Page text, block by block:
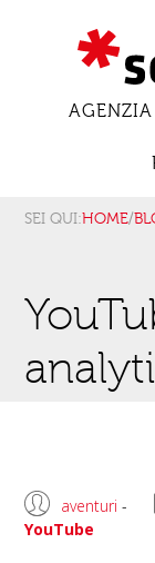
AGENZIA
SEI QUI:HOME/
aventuri -
YouTube